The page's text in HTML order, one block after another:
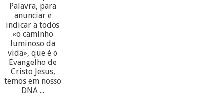
Palavra, para
anunciar e
indicar a todos
«o caminho
luminoso da
vida», que é o
Evangelho de
Cristo Jesus,
temos em nosso
DNA ...